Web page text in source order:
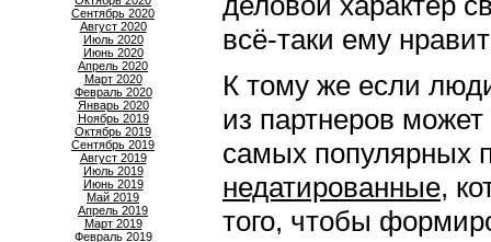
Сентябрь 2020
Август 2020
Июль 2020
Июнь 2020
Апрель 2020
Март 2020
Февраль 2020
Январь 2020
Ноябрь 2019
Октябрь 2019
Сентябрь 2019
Август 2019
Июль 2019
Июнь 2019
Май 2019
Апрель 2019
Март 2019
Февраль 2019
всё-таки ему
К тому же если
из партнеров
самых популярных
недатированные,
того, чтобы